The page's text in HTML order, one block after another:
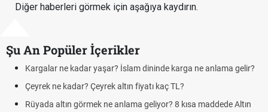
Diğer haberleri görmek için aşağıya kaydırın.
Şu An Popüler İçerikler
yaşar? İslam dininde karga ne anlama gelir?
Çeyrek altın fiyatı kaç TL?
ne anlama geliyor? 8 kısa maddede Altın
Futbolda ofsayt
Cemre düştü mü?